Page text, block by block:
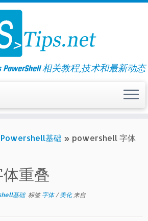
PowerShell 相关教程,技术和最新动态
Powershell基础 » powershell 字体
体重叠
基础 标签字体/美化 来自